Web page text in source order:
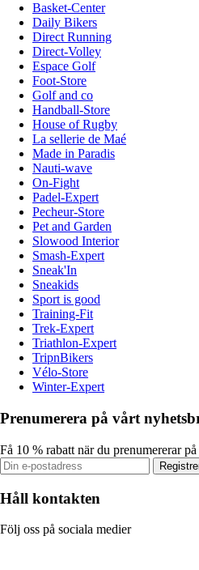
Basket-Center
Daily Bikers
Direct Running
Direct-Volley
Espace Golf
Foot-Store
Golf and co
Handball-Store
House of Rugby
La sellerie de Maé
Made in Paradis
Nauti-wave
On-Fight
Padel-Expert
Pecheur-Store
Pet and Garden
Slowood Interior
Smash-Expert
Sneak'In
Sneakids
Sport is good
Training-Fit
Trek-Expert
Triathlon-Expert
TripnBikers
Vélo-Store
Winter-Expert
Prenumerera på vårt
Få 10 % rabatt när du prenumererar
Håll kontakten
Följ oss på sociala medier